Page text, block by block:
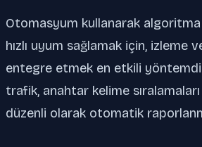
Otomasyum kullanarak
hızlı uyum sağlamak için, izleme
entegre etmek en etkili
trafik, anahtar kelime
düzenli olarak otomatik